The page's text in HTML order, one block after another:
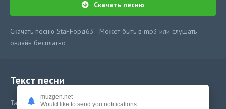
Скачать песню
Скачать песню StaFFорд63 - Может быть в mp3 или слушать
онлайн бесплатно
Текст песни
Там где мы пульсом внутри
muzgen.net
Would like to send you notifications